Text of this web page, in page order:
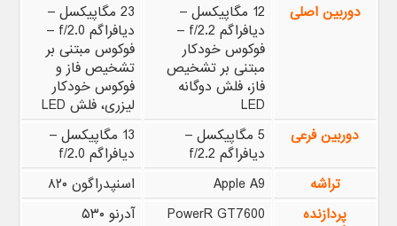
دوربین اصلی
12 مگاپیکسل –
دیافراگم f/2.2 –
فوکوس خودکار
مبتنی بر تشخیص
فاز، فلش دوگانه
LED
23 مگاپیکسل –
دیافراگم f/2.0 –
فوکوس مبتنی بر
تشخیص فاز و
فوکوس خودکار
لیزری، فلش LED
دوربین فرعی
5 مگاپیکسل –
دیافراگم f/2.2
13 مگاپیکسل –
دیافراگم f/2.0
تراشه
Apple A9
اسنپدراگون ۸۲۰
پردازنده
PowerR GT7600 آدرنو ۵۳۰